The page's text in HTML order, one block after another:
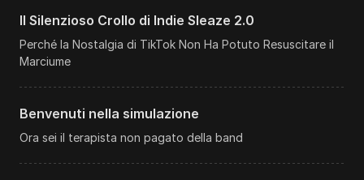
Il Silenzioso Crollo di Indie Sleaze 2.0
Perché la Nostalgia di TikTok Non Ha Potuto Resuscitare il
Marciume
Benvenuti nella simulazione
Ora sei il terapista non pagato della band